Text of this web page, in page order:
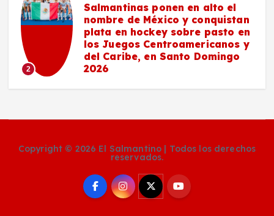
2
Salmantinas ponen en alto el
nombre de México y conquistan
plata en hockey sobre pasto en
los Juegos Centroamericanos y
del Caribe, en Santo Domingo
2026
Copyright © 2026 El Salmantino | Todos los derechos
reservados.